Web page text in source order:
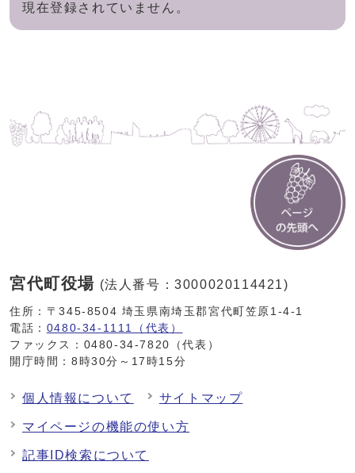
現在登録されていません。
宮代町役場 (法人番号：3000020114421)
住所：〒345-8504 埼玉県南埼玉郡宮代町笠原1-4-1
電話： 0480-34-1111（代表）
ファックス：0480-34-7820（代表）
開庁時間：8時30分～17時15分
個人情報について サイトマップ
マイページの機能の使い方
記事ID検索について